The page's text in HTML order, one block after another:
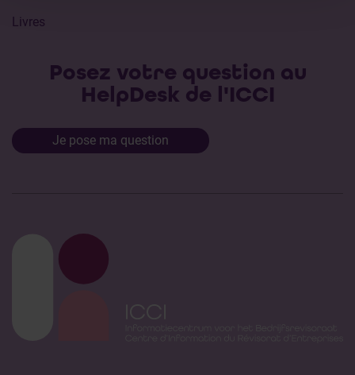
Livres
Posez votre question au
HelpDesk de l'ICCI
Je pose ma question